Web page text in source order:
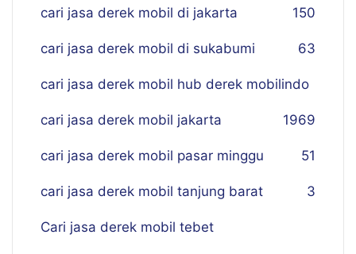
cari jasa derek mobil di jakarta 150
cari jasa derek mobil di sukabumi 63
cari jasa derek mobil hub derek mobilindo
69
cari jasa derek mobil jakarta 19
cari jasa derek mobil pasar minggu 51
cari jasa derek mobil tanjung barat 3
Cari jasa derek mobil tebet